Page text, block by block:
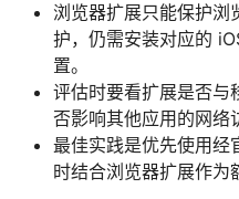
浏览器扩展只能保护浏
护，仍需安装对应的
置。
评估时要看扩展是否与
否影响其他应用的网络
最佳实践是优先使用
时结合浏览器扩展作为